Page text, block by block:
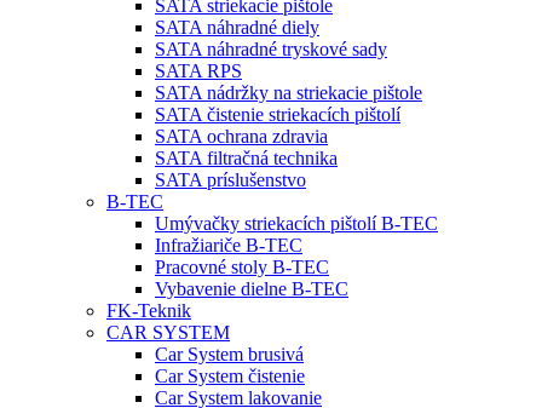
SATA striekacie pištole
SATA náhradné diely
SATA náhradné tryskové sady
SATA RPS
SATA nádržky na striekacie pištole
SATA čistenie striekacích pištolí
SATA ochrana zdravia
SATA filtračná technika
SATA príslušenstvo
B-TEC
Umývačky striekacích pištolí B-TEC
Infražiariče B-TEC
Pracovné stoly B-TEC
Vybavenie dielne B-TEC
FK-Teknik
CAR SYSTEM
Car System brusivá
Car System čistenie
Car System lakovanie